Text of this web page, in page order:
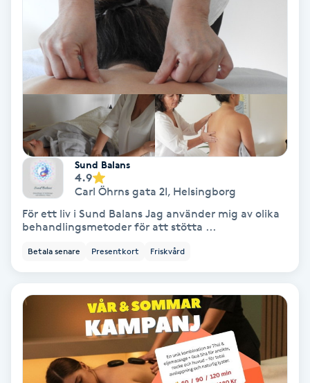
Idrottsmassage
IPL hårborttagning
IR-massage
Japansk massage
Kemisk peeling
Keratinbehandling
Sund Balans
4.9
Carl Öhrns gata 2I, Helsingborg
För ett liv i Sund Balans Jag använder mig av olika
behandlingsmetoder för att stötta ...
Betala senare Presentkort Friskvård